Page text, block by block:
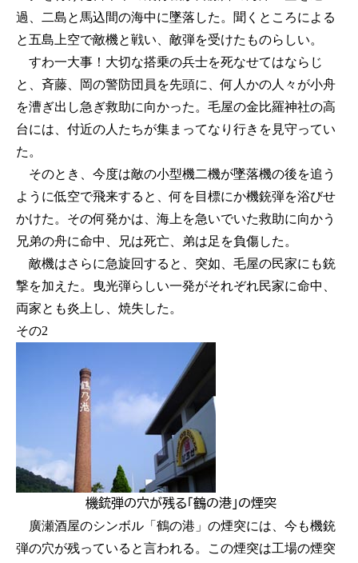
過、二島と馬込間の海中に墜落した。聞くところによる
と五島上空で敵機と戦い、敵弾を受けたものらしい。
すわ一大事！大切な搭乗の兵士を死なせてはならじ
と、斉藤、岡の警防団員を先頭に、何人かの人々が小舟
を漕ぎ出し急ぎ救助に向かった。毛屋の金比羅神社の高
台には、付近の人たちが集まってなり行きを見守ってい
た。
そのとき、今度は敵の小型機二機が墜落機の後を追う
ように低空で飛来すると、何を目標にか機銃弾を浴びせ
かけた。その何発かは、海上を急いでいた救助に向かう
兄弟の舟に命中、兄は死亡、弟は足を負傷した。
敵機はさらに急旋回すると、突如、毛屋の民家にも銃
撃を加えた。曳光弾らしい一発がそれぞれ民家に命中、
両家とも炎上し、焼失した。
その2
機銃弾の穴が残る「鶴の港」の煙突
廣瀬酒屋のシンボル「鶴の港」の煙突には、今も機銃
弾の穴が残っていると言われる。この煙突は工場の煙突